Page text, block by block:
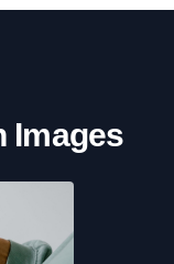
Images